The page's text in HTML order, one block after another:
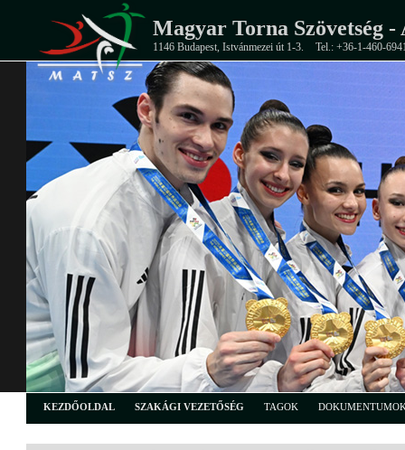
Magyar Torna Szövetség -
1146 Budapest, Istvánmezei út 1-3. Tel.: +36-1-460-
KEZDŐOLDAL SZAKÁGI VEZETŐSÉG TAGOK